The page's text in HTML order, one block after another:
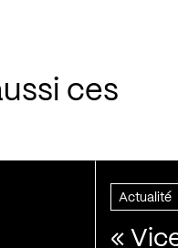
ces
Actualité
«